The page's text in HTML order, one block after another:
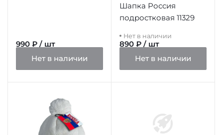
990 ₽ / шт
Нет в наличии
Шапка Россия
подростковая 11329
Нет в наличии
890 ₽ / шт
Нет в наличии